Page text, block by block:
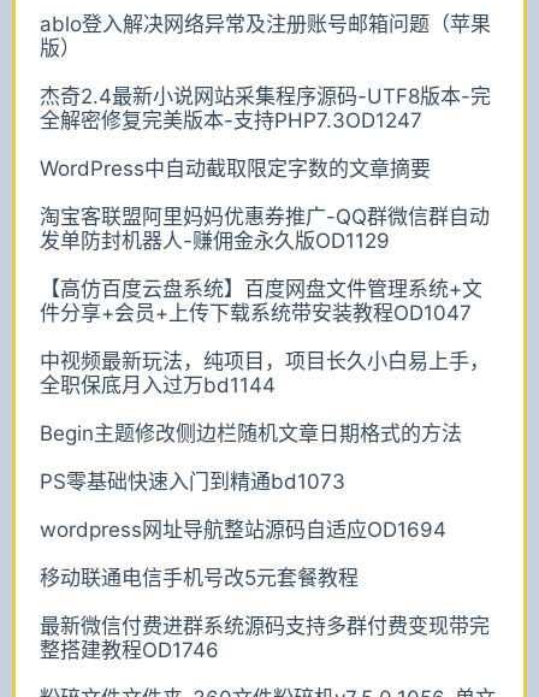
ablo登入解决网络异常及注册账号邮箱问题（苹果
版）
杰奇2.4最新小说网站采集程序源码-UTF8版本-完
全解密修复完美版本-支持PHP7.3OD1247
WordPress中自动截取限定字数的文章摘要
淘宝客联盟阿里妈妈优惠券推广-QQ群微信群自动
发单防封机器人-赚佣金永久版OD1129
【高仿百度云盘系统】百度网盘文件管理系统+文
件分享+会员+上传下载系统带安装教程OD1047
中视频最新玩法，纯项目，项目长久小白易上手，
全职保底月入过万bd1144
Begin主题修改侧边栏随机文章日期格式的方法
PS零基础快速入门到精通bd1073
wordpress网址导航整站源码自适应OD1694
移动联通电信手机号改5元套餐教程
最新微信付费进群系统源码支持多群付费变现带完
整搭建教程OD1746